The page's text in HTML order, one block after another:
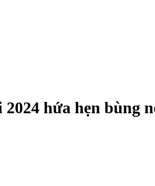
hứa hẹn bùng